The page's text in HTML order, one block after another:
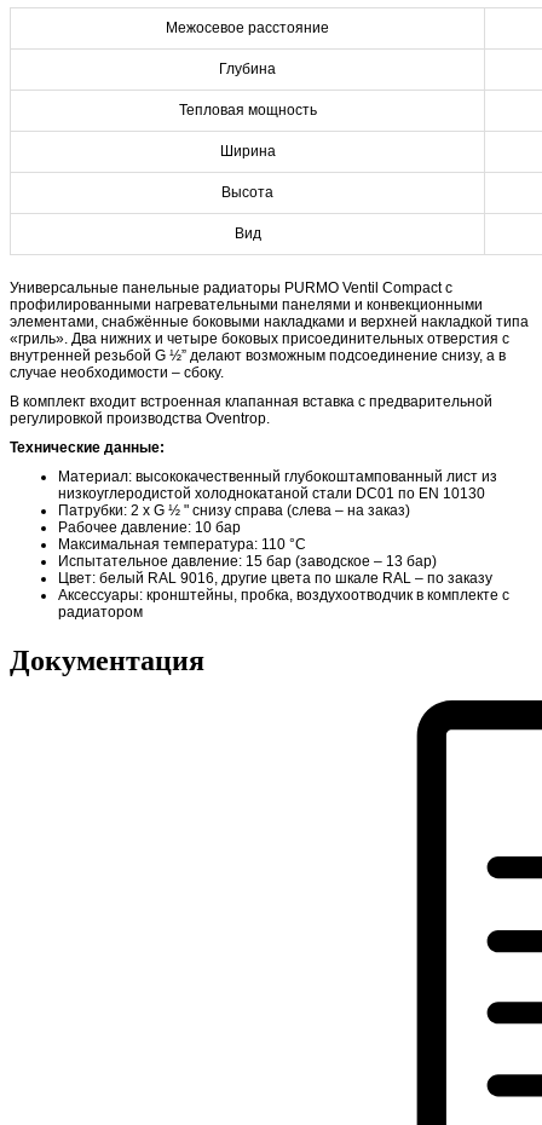
Межосевое расстояние
Глубина
Тепловая мощность
Ширина
Высота
Вид
Универсальные панельные радиаторы PURMO Ventil Compact с
профилированными нагревательными панелями и конвекционными
элементами, снабжённые боковыми накладками и верхней накладкой типа
«гриль». Два нижних и четыре боковых присоединительных отверстия с
внутренней резьбой G ½” делают возможным подсоединение снизу, а в
случае необходимости – сбоку.
В комплект входит встроенная клапанная вставка с предварительной
регулировкой производства Oventrop.
Технические данные:
Материал: высококачественный глубокоштампованный лист из
низкоуглеродистой холоднокатаной стали DC01 по EN 10130
Патрубки: 2 x G ½ " снизу справа (слева – на заказ)
Рабочее давление: 10 бар
Максимальная температура: 110 °C
Испытательное давление: 15 бар (заводское – 13 бар)
Цвет: белый RAL 9016, другие цвета по шкале RAL – по заказу
Аксессуары: кронштейны, пробка, воздухоотводчик в комплекте с
радиатором
Документация